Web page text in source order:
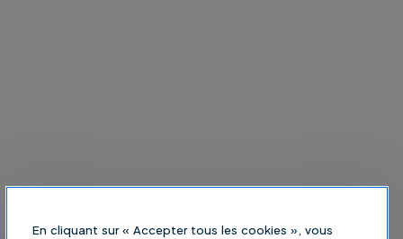
En cliquant sur « Accepter tous les cookies », vous